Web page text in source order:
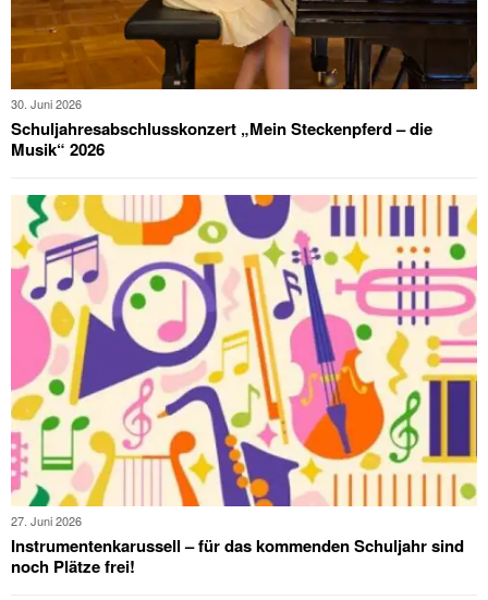
30. Juni 2026
Schuljahresabschlusskonzert „Mein Steckenpferd – die
Musik“ 2026
27. Juni 2026
Instrumentenkarussell – für das kommenden Schuljahr sind
noch Plätze frei!